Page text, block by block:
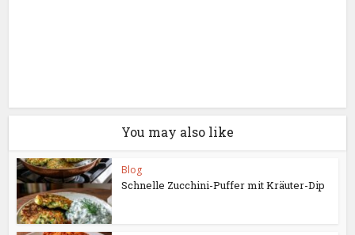
You may also like
Blog
Schnelle Zucchini-Puffer mit Kräuter-Dip